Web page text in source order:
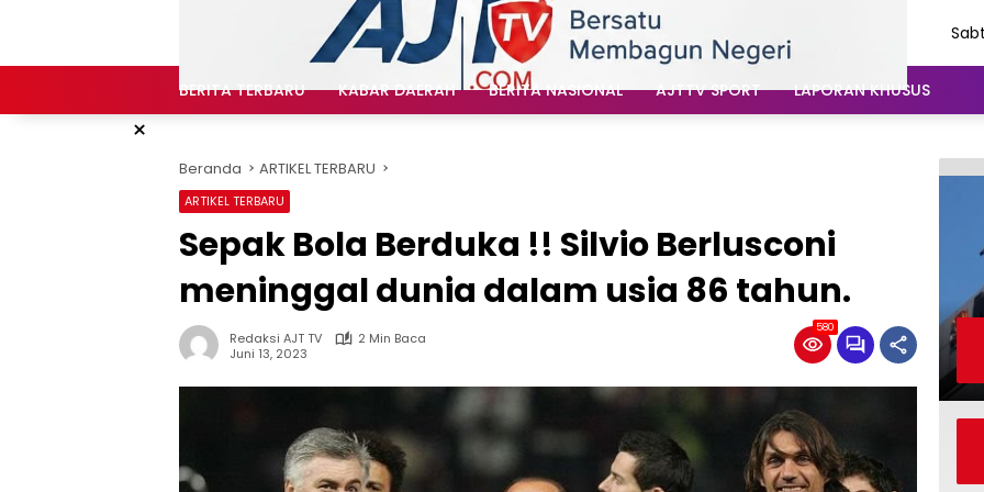
BERITA TERBARU KABAR DAERAH BERITA NASIONAL AJTTV SPORT LAPORAN KHUSUS
×
Beranda ARTIKEL TERBARU
ARTIKEL TERBARU
Sepak Bola Berduka !! Silvio Berlusconi
meninggal dunia dalam usia 86 tahun.
Redaksi AJT TV
2 Min Baca
Juni 13, 2023
580